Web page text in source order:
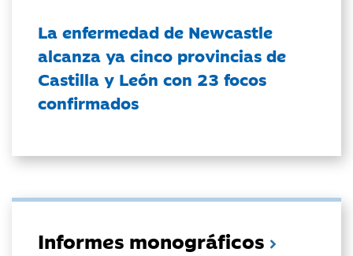
La enfermedad de Newcastle
alcanza ya cinco provincias de
Castilla y León con 23 focos
confirmados
Informes monográficos